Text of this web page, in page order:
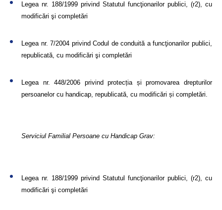
Legea nr. 188/1999 privind Statutul funcţionarilor publici, (r2), cu
modificări şi completări
Legea nr. 7/2004 privind Codul de conduită a funcţionarilor publici,
republicată, cu modificări şi completări
Legea nr. 448/2006 privind protecția și promovarea drepturilor
persoanelor cu handicap, republicată, cu modificări și completări.
Serviciul Familial Persoane cu Handicap Grav:
Legea nr. 188/1999 privind Statutul funcţionarilor publici, (r2), cu
modificări şi completări